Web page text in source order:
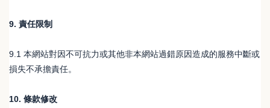
9. 責任限制
9.1 本網站對因不可抗力或其他非本網站過錯原因造成的服務中斷或
損失不承擔責任。
10. 條款修改